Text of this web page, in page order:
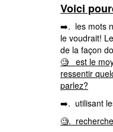
Voici
➡️. les mots
le voudrait!
de la façon
🧐 est le
ressentir
parlez?
➡️. utilisant
🧐.